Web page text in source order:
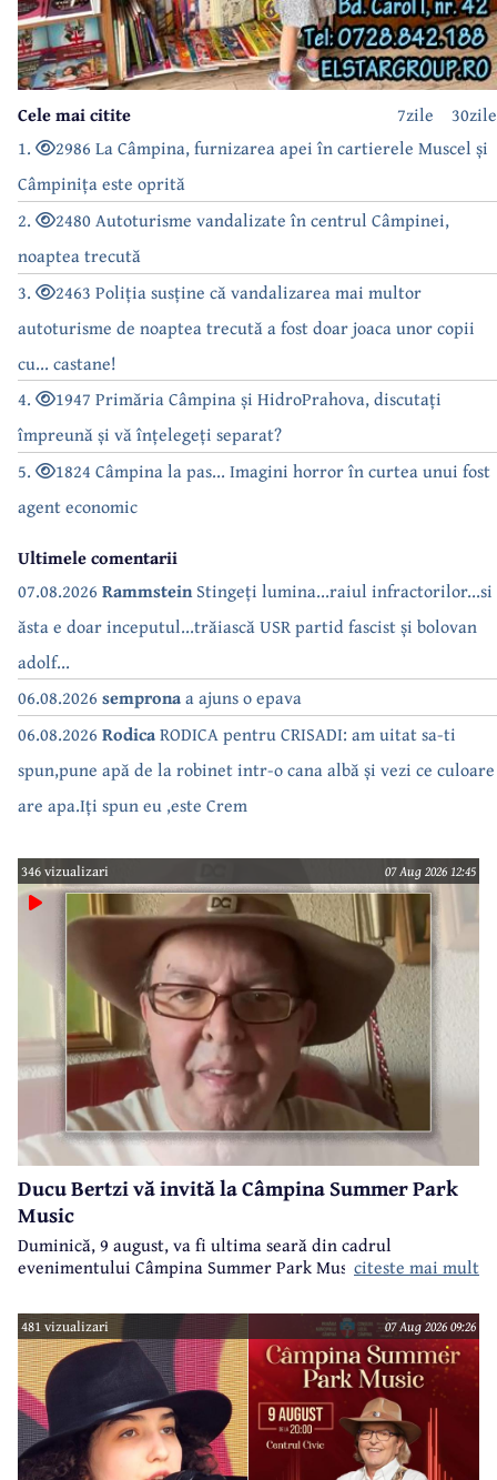
30zile
7zile
Cele mai citite
1.
2986 La Câmpina, furnizarea apei în cartierele Muscel și
Câmpinița este oprită
2.
2480 Autoturisme vandalizate în centrul Câmpinei,
noaptea trecută
3.
2463 Poliția susține că vandalizarea mai multor
autoturisme de noaptea trecută a fost doar joaca unor copii
cu... castane!
4.
1947 Primăria Câmpina și HidroPrahova, discutați
împreună și vă înțelegeți separat?
5.
1824 Câmpina la pas... Imagini horror în curtea unui fost
agent economic
Ultimele comentarii
07.08.2026 RammsteinStingeți lumina...raiul infractorilor...si
ăsta e doar inceputul...trăiască USR partid fascist și bolovan
adolf...
06.08.2026 sempronaa ajuns o epava
06.08.2026 RodicaRODICA pentru CRISADI: am uitat sa-ti
spun,pune apă de la robinet intr-o cana albă și vezi ce culoare
are apa.Iți spun eu ,este Crem
346 vizualizari 07 Aug 2026 12:45
Ducu Bertzi vă invită la Câmpina Summer Park
Music
Duminică, 9 august, va fi ultima seară din cadrul
evenimentului Câmpina Summer Park Music 2026.citeste mai mult
481 vizualizari 07 Aug 2026 09:26